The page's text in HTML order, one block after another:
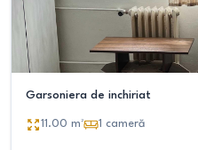
Garsoniera de inchiriat
11.00 m² 1 cameră